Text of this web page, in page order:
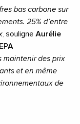
bas carbone sur
25% d’entre
, souligne Aurélie
maintenir des prix
et en même
de